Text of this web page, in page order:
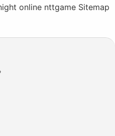
online nttgame Sitemap